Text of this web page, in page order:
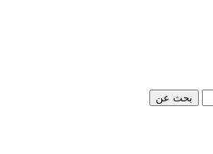
بحث عن